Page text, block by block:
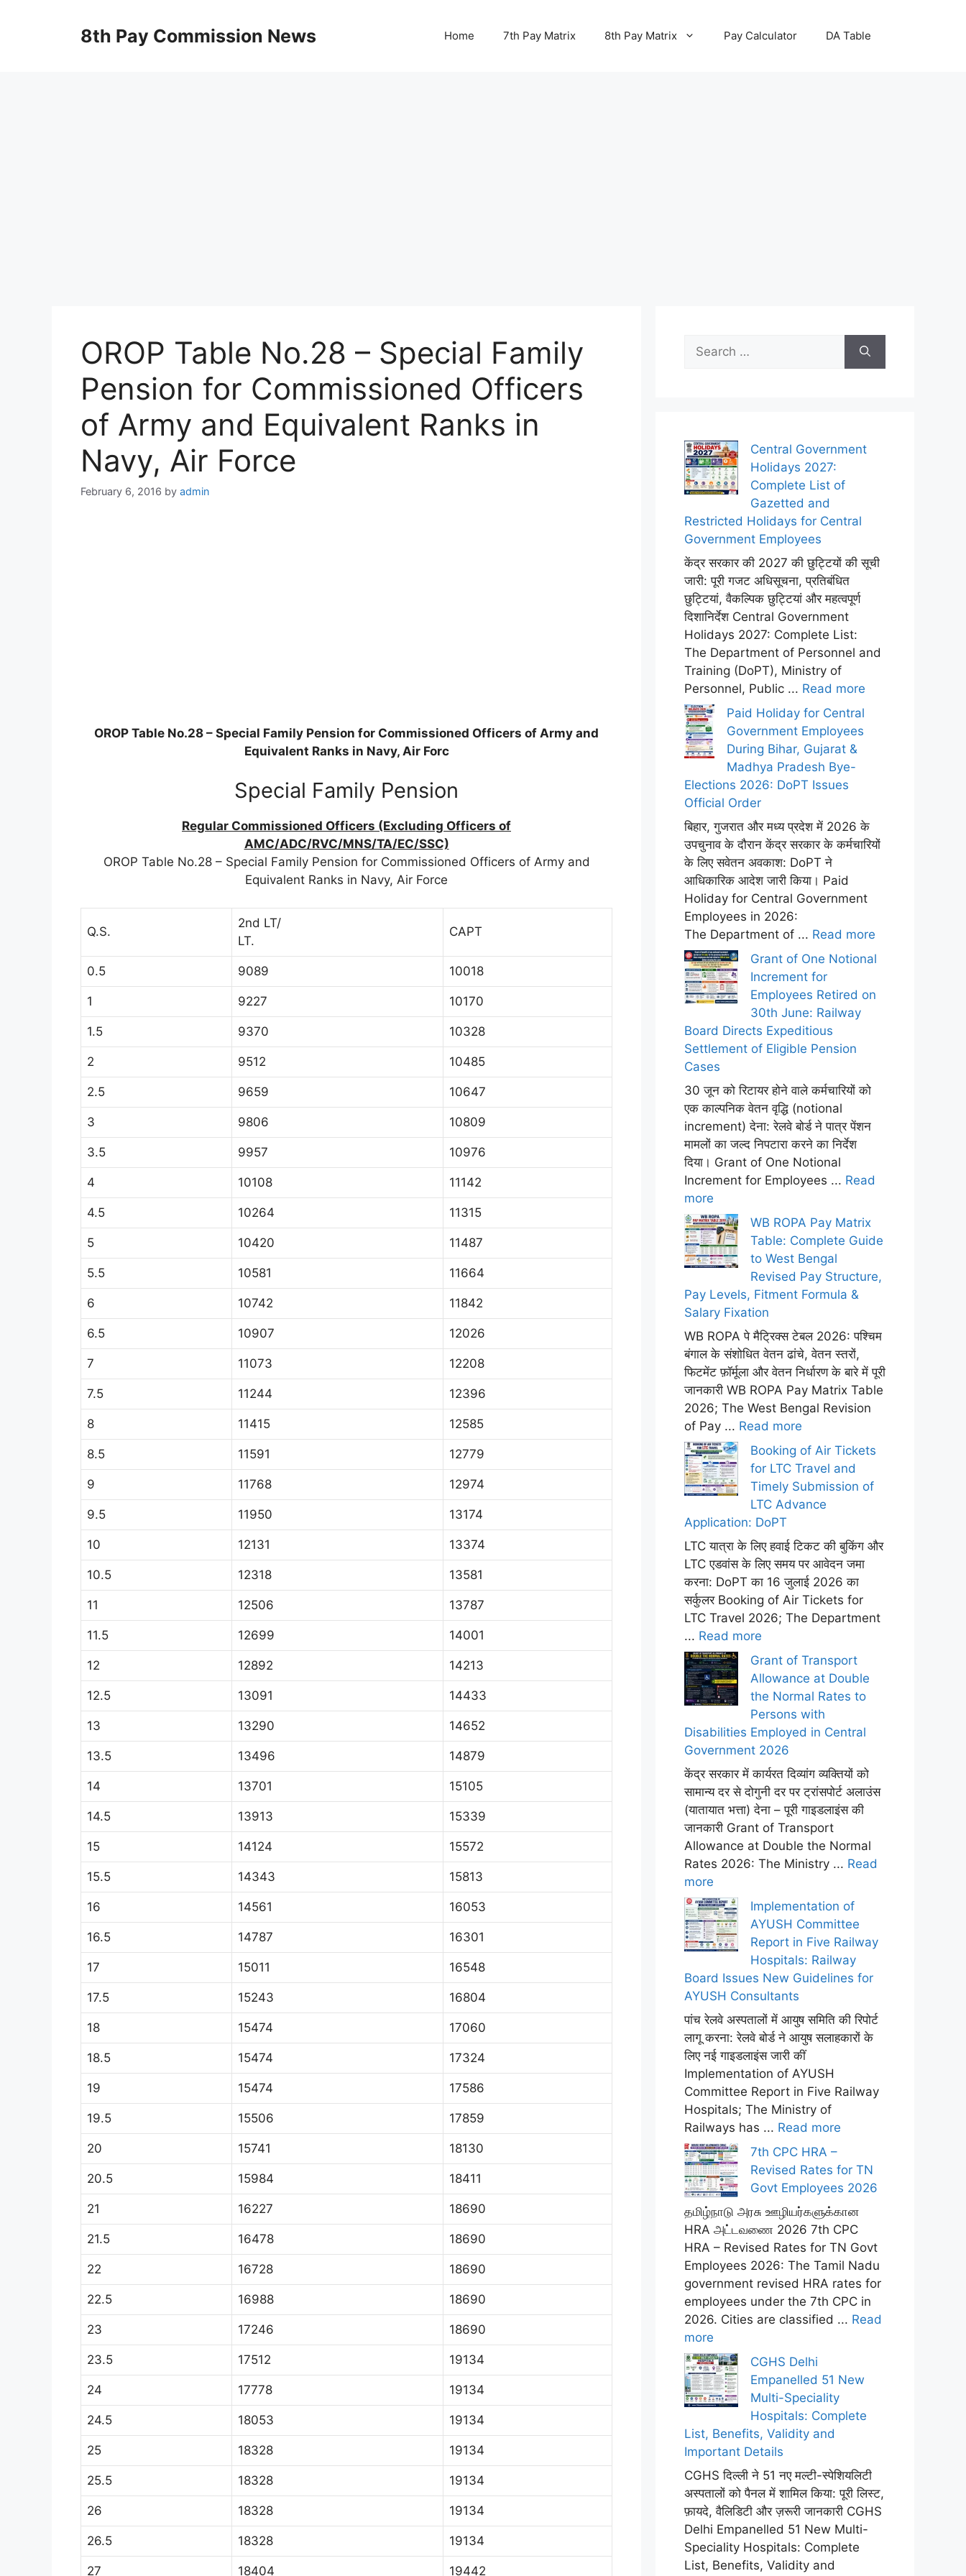
8th Pay Commission News Home 7th Pay Matrix 8th Pay Matrix Pay Calculator DA Table
OROP Table No.28 – Special Family
Pension for Commissioned Officers
of Army and Equivalent Ranks in
Navy, Air Force
February 6, 2016 by admin
OROP Table No.28 – Special Family Pension for Commissioned Officers of Army and
Equivalent Ranks in Navy, Air Forc
Special Family Pension
Regular Commissioned Officers (Excluding Officers of
AMC/ADC/RVC/MNS/TA/EC/SSC)
OROP Table No.28 – Special Family Pension for Commissioned Officers of Army and
Equivalent Ranks in Navy, Air Force
Q.S.
2nd LT/
LT.
CAPT
0.5 9089 10018
1 9227 10170
1.5 9370 10328
2 9512 10485
2.5 9659 10647
3 9806 10809
3.5 9957 10976
4 10108 11142
4.5 10264 11315
5 10420 11487
5.5 10581 11664
6 10742 11842
6.5 10907 12026
7 11073 12208
7.5 11244 12396
8 11415 12585
8.5 11591 12779
9 11768 12974
9.5 11950 13174
10 12131 13374
10.5 12318 13581
11 12506 13787
11.5 12699 14001
12 12892 14213
12.5 13091 14433
13 13290 14652
13.5 13496 14879
14 13701 15105
14.5 13913 15339
15 14124 15572
15.5 14343 15813
16 14561 16053
16.5 14787 16301
17 15011 16548
17.5 15243 16804
18 15474 17060
18.5 15474 17324
19 15474 17586
19.5 15506 17859
20 15741 18130
20.5 15984 18411
21 16227 18690
21.5 16478 18690
22 16728 18690
22.5 16988 18690
23 17246 18690
23.5 17512 19134
24 17778 19134
24.5 18053 19134
25 18328 19134
25.5 18328 19134
26 18328 19134
26.5 18328 19134
27 18404 19442
for:
Central Government
Holidays 2027:
Complete List of
Gazetted and
Restricted Holidays for Central
Government Employees
केंद्र सरकार की 2027 की छुट्टियों की सूची
जारी: पूरी गजट अधिसूचना, प्रतिबंधित
छुट्टियां, वैकल्पिक छुट्टियां और महत्वपूर्ण
दिशानिर्देश Central Government
Holidays 2027: Complete List:
The Department of Personnel and
Training (DoPT), Ministry of
Personnel, Public ... Read more
Paid Holiday for Central
Government Employees
During Bihar, Gujarat &
Madhya Pradesh Bye-
Elections 2026: DoPT Issues
Official Order
बिहार, गुजरात और मध्य प्रदेश में 2026 के
उपचुनाव के दौरान केंद्र सरकार के कर्मचारियों
के लिए सवेतन अवकाश: DoPT ने
आधिकारिक आदेश जारी किया। Paid
Holiday for Central Government
Employees in 2026:
The Department of ... Read more
Grant of One Notional
Increment for
Employees Retired on
30th June: Railway
Board Directs Expeditious
Settlement of Eligible Pension
Cases
30 जून को रिटायर होने वाले कर्मचारियों को
एक काल्पनिक वेतन वृद्धि (notional
increment) देना: रेलवे बोर्ड ने पात्र पेंशन
मामलों का जल्द निपटारा करने का निर्देश
दिया। Grant of One Notional
Increment for Employees ... Read
more
WB ROPA Pay Matrix
Table: Complete Guide
to West Bengal
Revised Pay Structure,
Pay Levels, Fitment Formula &
Salary Fixation
WB ROPA पे मैट्रिक्स टेबल 2026: पश्चिम
बंगाल के संशोधित वेतन ढांचे, वेतन स्तरों,
फिटमेंट फ़ॉर्मूला और वेतन निर्धारण के बारे में पूरी
जानकारी WB ROPA Pay Matrix Table
2026; The West Bengal Revision
of Pay ... Read more
Booking of Air Tickets
for LTC Travel and
Timely Submission of
LTC Advance
Application: DoPT
LTC यात्रा के लिए हवाई टिकट की बुकिंग और
LTC एडवांस के लिए समय पर आवेदन जमा
करना: DoPT का 16 जुलाई 2026 का
सर्कुलर Booking of Air Tickets for
LTC Travel 2026; The Department
... Read more
Grant of Transport
Allowance at Double
the Normal Rates to
Persons with
Disabilities Employed in Central
Government 2026
केंद्र सरकार में कार्यरत दिव्यांग व्यक्तियों को
सामान्य दर से दोगुनी दर पर ट्रांसपोर्ट अलाउंस
(यातायात भत्ता) देना – पूरी गाइडलाइंस की
जानकारी Grant of Transport
Allowance at Double the Normal
Rates 2026: The Ministry ... Read
more
Implementation of
AYUSH Committee
Report in Five Railway
Hospitals: Railway
Board Issues New Guidelines for
AYUSH Consultants
पांच रेलवे अस्पतालों में आयुष समिति की रिपोर्ट
लागू करना: रेलवे बोर्ड ने आयुष सलाहकारों के
लिए नई गाइडलाइंस जारी कीं
Implementation of AYUSH
Committee Report in Five Railway
Hospitals; The Ministry of
Railways has ... Read more
7th CPC HRA –
Revised Rates for TN
Govt Employees 2026
தமிழ்நாடு அரசு ஊழியர்களுக்கான
HRA அட்டவணை 2026 7th CPC
HRA – Revised Rates for TN Govt
Employees 2026: The Tamil Nadu
government revised HRA rates for
employees under the 7th CPC in
2026. Cities are classified ... Read
more
CGHS Delhi
Empanelled 51 New
Multi-Speciality
Hospitals: Complete
List, Benefits, Validity and
Important Details
CGHS दिल्ली ने 51 नए मल्टी-स्पेशियलिटी
अस्पतालों को पैनल में शामिल किया: पूरी लिस्ट,
फ़ायदे, वैलिडिटी और ज़रूरी जानकारी CGHS
Delhi Empanelled 51 New Multi-
Speciality Hospitals: Complete
List, Benefits, Validity and